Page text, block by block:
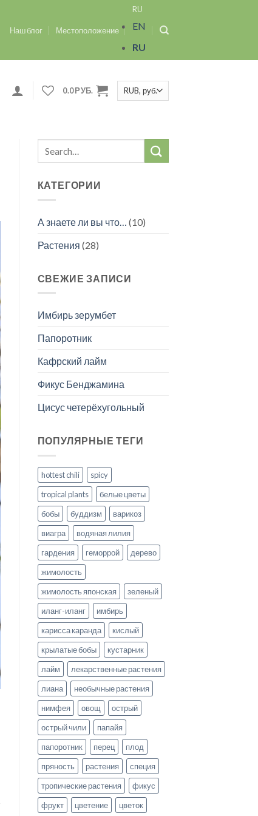
Наш блог Местоположение
RU
EN
RU
0.0РУБ.
КАТЕГОРИИ
А знаете ли вы что…
(10)
Растения (28)
СВЕЖИЕ ЗАПИСИ
Имбирь зерумбет
Папоротник
Кафрский лайм
Фикус Бенджамина
Цисус четерёхугольный
ПОПУЛЯРНЫЕ ТЕГИ
hottest chili
spicy
tropical plants
белые цветы
бобы
буддизм
варикоз
виагра
водяная лилия
гардения
геморрой
дерево
жимолость
жимолость японская
зеленый
иланг-иланг
имбирь
карисса каранда
кислый
крылатые бобы
кустарник
лайм
лекарственные растения
лиана
необычные растения
нимфея
овощ
острый
острый чили
папайя
папоротник
перец
плод
пряность
растения
специя
тропические растения
фикус
фрукт
цветение
цветок